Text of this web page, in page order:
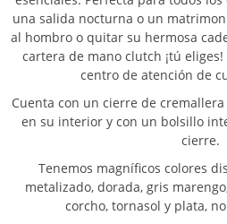
una salida nocturna o un
al hombro o quitar su hermosa
cartera de mano clutch ¡tú
centro de atención de
Cuenta con un cierre de
en su interior y con un bolsillo
cierre.
Tenemos magníficos colores
metalizado, dorada, gris
corcho, tornasol y plata,